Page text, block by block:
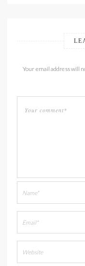
Your email address will